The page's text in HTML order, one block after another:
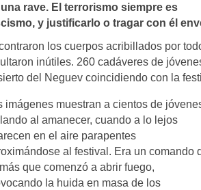
rave. El terrorismo siempre es
y justificarlo o tragar con él
los cuerpos acribillados por
inútiles. 260 cadáveres de
del Neguev coincidiendo con la
imágenes muestran a cientos de
al amanecer, cuando a lo lejos
en el aire parapentes
al festival. Era un comando
que comenzó a abrir fuego,
la huida en masa de los